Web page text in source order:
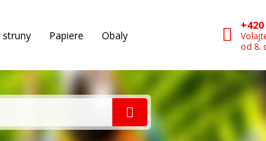
struny Papiere Obaly
od 8.